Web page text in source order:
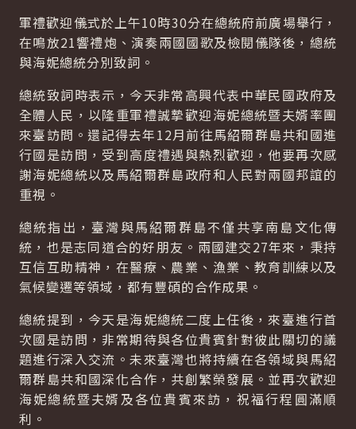
軍禮歡迎儀式於上午10時30分在總統府前廣場舉行，
在鳴放21響禮炮、演奏兩國國歌及檢閱儀隊後，總統
與海妮總統分別致詞。
總統致詞時表示，今天非常高興代表中華民國政府及
全體人民，以隆重軍禮誠摯歡迎海妮總統暨夫婿率團
來臺訪問。還記得去年12月前往馬紹爾群島共和國進
行國是訪問，受到高度禮遇與熱烈歡迎，他要再次感
謝海妮總統以及馬紹爾群島政府和人民對兩國邦誼的
重視。
總統指出，臺灣與馬紹爾群島不僅共享南島文化傳
統，也是志同道合的好朋友。兩國建交27年來，秉持
互信互助精神，在醫療、農業、漁業、教育訓練以及
氣候變遷等領域，都有豐碩的合作成果。
總統提到，今天是海妮總統二度上任後，來臺進行首
次國是訪問，非常期待與各位貴賓針對彼此關切的議
題進行深入交流。未來臺灣也將持續在各領域與馬紹
爾群島共和國深化合作，共創繁榮發展。並再次歡迎
海妮總統暨夫婿及各位貴賓來訪，祝福行程圓滿順
利。